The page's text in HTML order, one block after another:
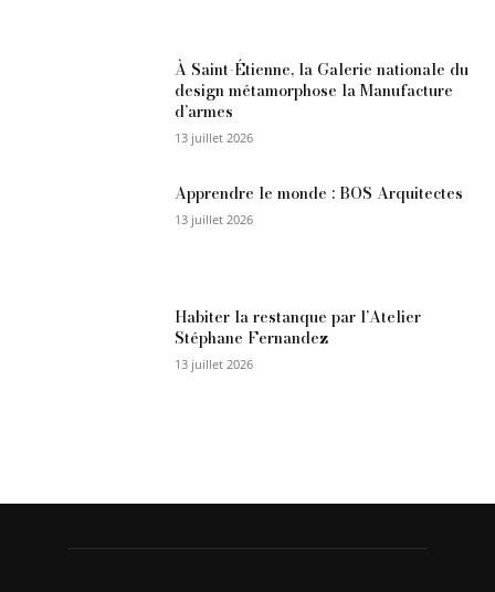
À Saint-Étienne, la Galerie nationale du
design métamorphose la Manufacture
d’armes
13 juillet 2026
Apprendre le monde : BOS Arquitectes
13 juillet 2026
Habiter la restanque par l’Atelier
Stéphane Fernandez
13 juillet 2026